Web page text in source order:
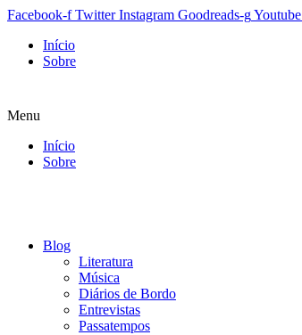
Facebook-f Twitter Instagram Goodreads-gYoutube
Início
Sobre
Menu
Início
Sobre
Blog
Literatura
Música
Diários de Bordo
Entrevistas
Passatempos